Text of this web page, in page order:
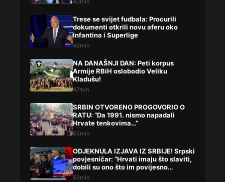
40min
Trese se svijet fudbala: Procurili
dokumenti otkrili novu aferu oko
Infantina i Superlige
45min
NA DANAŠNJI DAN: Peti korpus
Armije RBiH oslobodio Veliku
Kladušu!
47min
SRBIN OTVORENO PROGOVORIO O
RATU: “Da 1991. nismo napadali
Hrvate tenkovima…”
55min
ODJEKNULA IZJAVA IZ SRBIJE! Srpski
povjesničar: “Hrvati imaju što slaviti,
dobili su ono što im povijesno
pripada”
59min